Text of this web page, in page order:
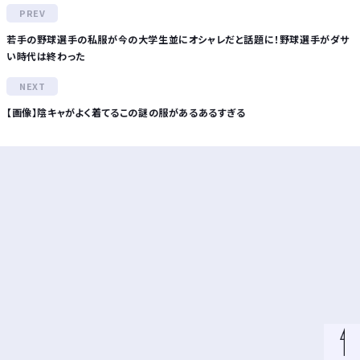
若手の野球選手の私服が今の大学生並にオシャレだと話題に！野球選手がダサ
い時代は終わった
【画像】陰キャがよく着てるこの謎の服があるあるすぎる